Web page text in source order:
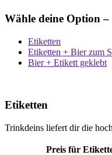
Wähle deine Option
Etiketten
Etiketten + Bier zum
Bier + Etikett geklebt
Etiketten
Trinkdeins liefert dir die
Preis für